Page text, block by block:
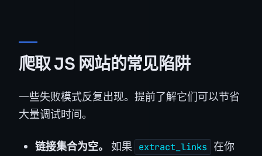
爬取 JS 网站的常见陷阱
一些失败模式反复出现。提前了解它们可以节省
大量调试时间。
链接集合为空。 如果 extract_links 在你